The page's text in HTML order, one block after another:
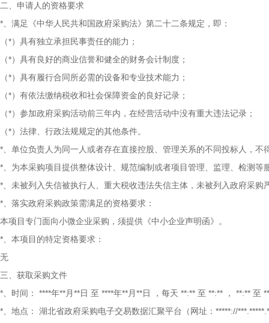
二、申请人的资格要求
*、满足《中华人民共和国政府采购法》第二十二条规定，即：
（*）具有独立承担民事责任的能力；
（*）具有良好的商业信誉和健全的财务会计制度；
（*）具有履行合同所必需的设备和专业技术能力；
（*）有依法缴纳税收和社会保障资金的良好记录；
（*）参加政府采购活动前三年内，在经营活动中没有重大违法记录；
（*）法律、行政法规规定的其他条件。
*、单位负责人为同一人或者存在直接控股、管理关系的不同投标人，
*、为本采购项目提供整体设计、规范编制或者项目管理、监理、检测
*、未被列入失信被执行人、重大税收违法失信主体，未被列入政府采购
*、落实政府采购政策需满足的资格要求：
本项目专门面向小微企业采购，须提供《中小企业声明函》。
*、本项目的特定资格要求：
无
三、获取采购文件
*、时间：
****年**月**日 至 ****年**月**日 ，每天 **:** 至 **:** ， **:** 至
*、地点： 湖北省政府采购电子交易数据汇聚平台（网址：*****://